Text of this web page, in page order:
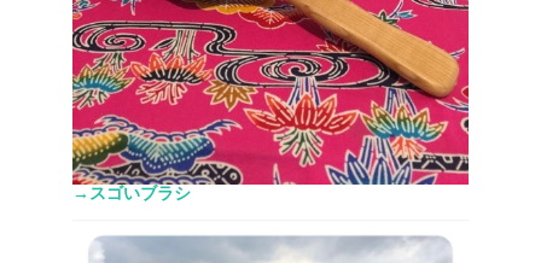
→スゴいブラシ